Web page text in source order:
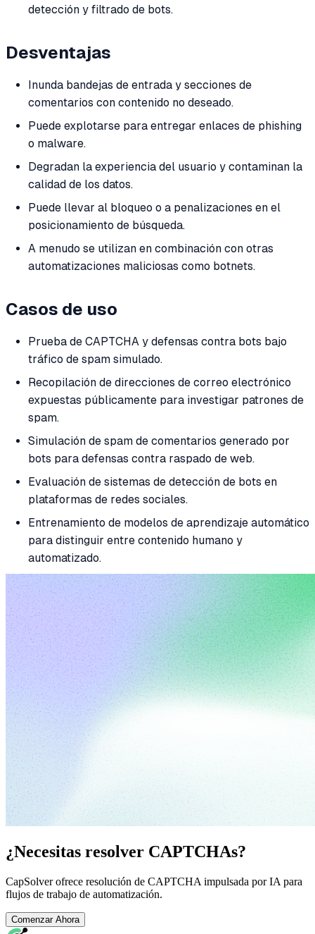
detección y filtrado de bots.
Desventajas
Inunda bandejas de entrada y secciones de
comentarios con contenido no deseado.
Puede explotarse para entregar enlaces de phishing
o malware.
Degradan la experiencia del usuario y contaminan la
calidad de los datos.
Puede llevar al bloqueo o a penalizaciones en el
posicionamiento de búsqueda.
A menudo se utilizan en combinación con otras
automatizaciones maliciosas como botnets.
Casos de uso
Prueba de CAPTCHA y defensas contra bots bajo
tráfico de spam simulado.
Recopilación de direcciones de correo electrónico
expuestas públicamente para investigar patrones de
spam.
Simulación de spam de comentarios generado por
bots para defensas contra raspado de web.
Evaluación de sistemas de detección de bots en
plataformas de redes sociales.
Entrenamiento de modelos de aprendizaje automático
para distinguir entre contenido humano y
automatizado.
¿Necesitas resolver CAPTCHAs?
CapSolver ofrece resolución de CAPTCHA impulsada por IA para
flujos de trabajo de automatización.
Comenzar Ahora